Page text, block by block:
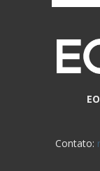
Contato: